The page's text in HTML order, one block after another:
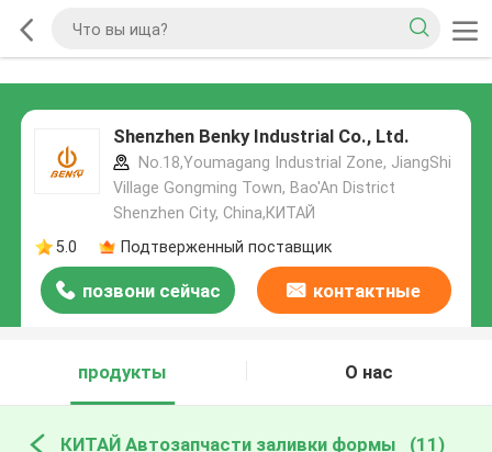
Shenzhen Benky Industrial Co., Ltd.
No.18,Youmagang Industrial Zone, JiangShi
Village Gongming Town, Bao'An District
Shenzhen City, China,КИТАЙ
5.0
Подтверженный поставщик
позвони сейчас контактные
продукты
О нас
КИТАЙ Автозапчасти заливки формы (11)